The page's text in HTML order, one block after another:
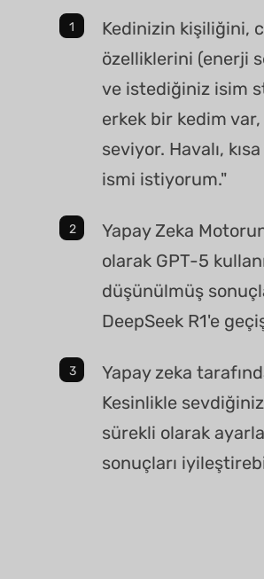
Kedinizin kişiliğini,
özelliklerini (enerji
ve istediğiniz isim
erkek bir kedim
seviyor. Havalı,
ismi istiyorum."
Yapay Zeka
olarak GPT-5
düşünülmüş
DeepSeek R1'e
Yapay zeka
Kesinlikle
sürekli olarak
sonuçları